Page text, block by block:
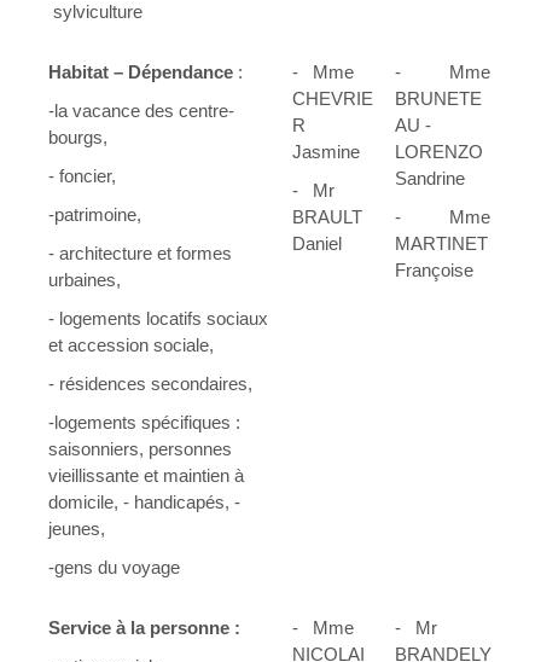
sylviculture
Habitat – Dépendance :
-la vacance des centre-
bourgs,
- foncier,
-patrimoine,
- architecture et formes
urbaines,
- logements locatifs sociaux
et accession sociale,
- résidences secondaires,
-logements spécifiques :
saisonniers, personnes
vieillissante et maintien à
domicile, - handicapés, -
jeunes,
-gens du voyage
- Mme
CHEVRIE
R
Jasmine
- Mr
BRAULT
Daniel
- Mme
BRUNETE
AU -
LORENZO
Sandrine
- Mme
MARTINET
Françoise
Service à la personne :
- Mme
NICOLAI
- Mr
BRANDELY